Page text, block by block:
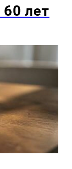
лет